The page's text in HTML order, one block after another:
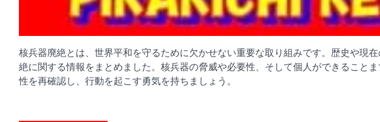
核兵器廃絶とは、世界平和を守るために欠かせない重要な取り組みです。歴史や現
絶に関する情報をまとめました。核兵器の脅威や必要性、そして個人ができること
性を再確認し、行動を起こす勇気を持ちましょう。